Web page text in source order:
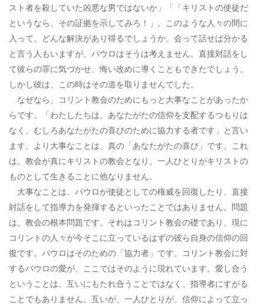
スト者を殺していた凶悪な男ではないか」「「キリストの使徒だ
というなら、その証拠を示してみろ！」。このような人々の間に
入って、どんな解決があり得るでしょうか。会って話せば分かる
と言う人もいますが、パウロはそうは考えません。直接対話をし
て彼らの罪に気づかせ、悔い改めに導くこともできたでしょう。
しかし彼は、この時はその道を取りませんでした。
なぜなら、コリント教会のためにもっと大事なことがあったか
らです。「わたしたちは、あなたがたの信仰を支配するつもりは
なく、むしろあなたがたの喜びのために協力する者です」と言い
ます。より大事なことは、真の「あなたがたの喜び」です。これ
は、教会が真にキリストの教会となり、一人ひとりがキリストの
ものとして生きることに他なりません。
大事なことは、パウロが使徒としての権威を回復したり、直接
対話をして指導力を発揮するといったことではありません。問題
は、教会の根本問題です。それはコリント教会の礎であり、現に
コリントの人々が今そこに立っているはずの彼ら自身の信仰の回
復です。パウロはそのための「協力者」です。コリント教会に対
するパウロの愛が、ここではそのように現れています。愛し合う
ということは、互いにもたれ合うことではなく、指導者にすがる
ことでもありません。互いが、一人ひとりが、信仰によって立っ